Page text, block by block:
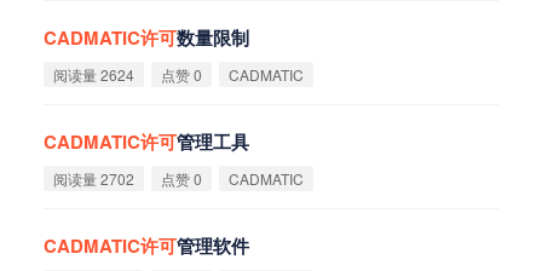
CADMATIC许可数量限制
阅读量 2624 点赞 0 CADMATIC
CADMATIC许可管理工具
阅读量 2702 点赞 0 CADMATIC
CADMATIC许可管理软件